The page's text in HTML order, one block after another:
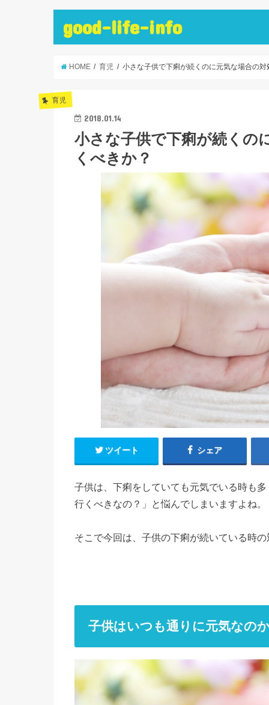
good-life-info
HOME 育児 小さな子供で下痢が続くのに元気な場合の
育児
2018.01.14
小さな子供で下痢が続くの
くべきか？
ツイート シェア
子供は、下痢をしていても元気でいる時も
行くべきなの？」と悩んでしまいますよね。
そこで今回は、子供の下痢が続いている時
子供はいつも通りに元気なの